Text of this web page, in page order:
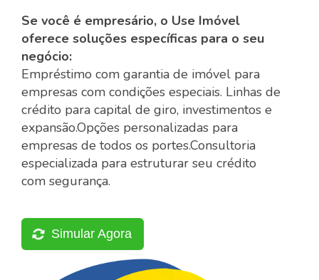
Se você é empresário, o Use Imóvel
oferece soluções específicas para o seu
negócio:
Empréstimo com garantia de imóvel para
empresas com condições especiais. Linhas de
crédito para capital de giro, investimentos e
expansão.Opções personalizadas para
empresas de todos os portes.Consultoria
especializada para estruturar seu crédito
com segurança.
Simular Agora